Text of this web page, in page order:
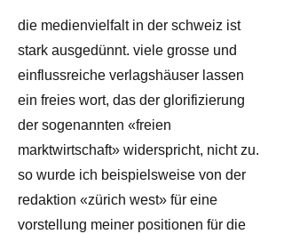
die medienvielfalt in der schweiz ist
stark ausgedünnt. viele grosse und
einflussreiche verlagshäuser lassen
ein freies wort, das der glorifizierung
der sogenannten «freien
marktwirtschaft» widerspricht, nicht zu.
so wurde ich beispielsweise von der
redaktion «zürich west» für eine
vorstellung meiner positionen für die